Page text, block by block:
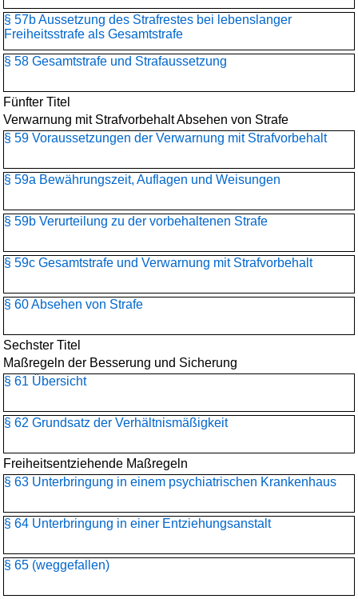
§ 57b Aussetzung des Strafrestes bei lebenslanger
Freiheitsstrafe als Gesamtstrafe
§ 58 Gesamtstrafe und Strafaussetzung
Fünfter Titel
Verwarnung mit Strafvorbehalt Absehen von Strafe
§ 59 Voraussetzungen der Verwarnung mit Strafvorbehalt
§ 59a Bewährungszeit, Auflagen und Weisungen
§ 59b Verurteilung zu der vorbehaltenen Strafe
§ 59c Gesamtstrafe und Verwarnung mit Strafvorbehalt
§ 60 Absehen von Strafe
Sechster Titel
Maßregeln der Besserung und Sicherung
§ 61 Übersicht
§ 62 Grundsatz der Verhältnismäßigkeit
Freiheitsentziehende Maßregeln
§ 63 Unterbringung in einem psychiatrischen Krankenhaus
§ 64 Unterbringung in einer Entziehungsanstalt
§ 65 (weggefallen)